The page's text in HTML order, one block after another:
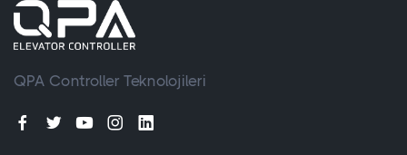
QPA Controller Teknolojileri